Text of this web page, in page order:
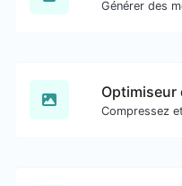
Optimiseur